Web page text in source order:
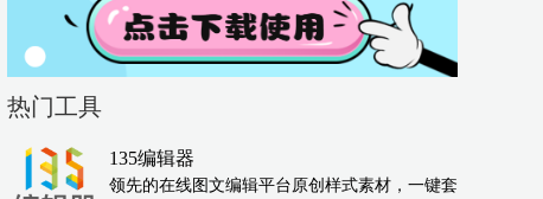
热门工具
135编辑器
领先的在线图文编辑平台原创样式素材，一键套